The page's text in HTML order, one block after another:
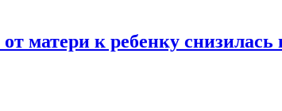
матери к ребенку снизилась